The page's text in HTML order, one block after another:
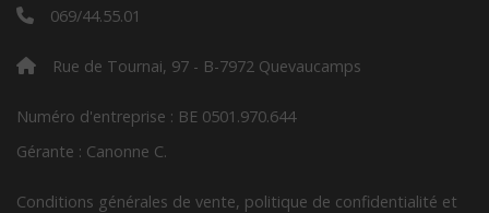
069/44.55.01
Rue de Tournai, 97 - B-7972 Quevaucamps
Numéro d'entreprise : BE 0501.970.644
Gérante : Canonne C.
Conditions générales de vente, politique de confidentialité et